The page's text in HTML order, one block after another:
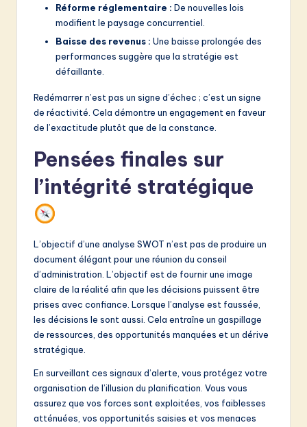
Réforme réglementaire : De nouvelles lois
modifient le paysage concurrentiel.
Baisse des revenus : Une baisse prolongée des
performances suggère que la stratégie est
défaillante.
Redémarrer n’est pas un signe d’échec ; c’est un signe
de réactivité. Cela démontre un engagement en faveur
de l’exactitude plutôt que de la constance.
Pensées finales sur
l’intégrité stratégique
L’objectif d’une analyse SWOT n’est pas de produire un
document élégant pour une réunion du conseil
d’administration. L’objectif est de fournir une image
claire de la réalité afin que les décisions puissent être
prises avec confiance. Lorsque l’analyse est faussée,
les décisions le sont aussi. Cela entraîne un gaspillage
de ressources, des opportunités manquées et un dérive
stratégique.
En surveillant ces signaux d’alerte, vous protégez votre
organisation de l’illusion du planification. Vous vous
assurez que vos forces sont exploitées, vos faiblesses
atténuées, vos opportunités saisies et vos menaces